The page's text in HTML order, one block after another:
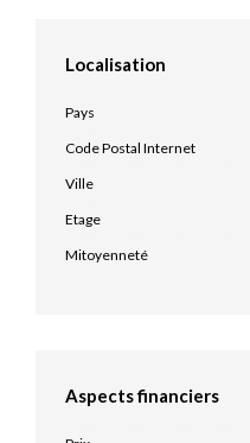
Localisation
Pays
Code Postal Internet
Ville
Etage
Mitoyenneté
Aspects financiers